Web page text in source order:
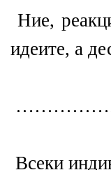
Ние,
идеите, а
Всеки